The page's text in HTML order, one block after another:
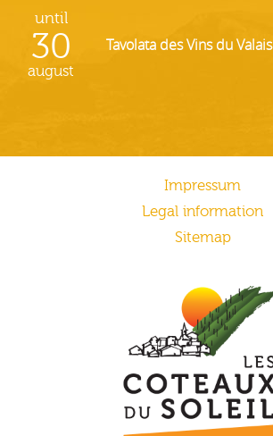
until
30
august
Tavolata des Vins du Valais
Impressum
Legal information
Sitemap